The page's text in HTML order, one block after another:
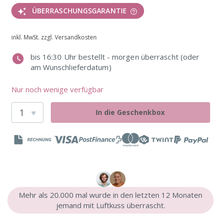
ÜBERRASCHUNGSGARANTIE
inkl. MwSt. zzgl. Versandkosten
bis 16:30 Uhr bestellt - morgen überrascht (oder
am Wunschlieferdatum)
Nur noch wenige verfügbar
In die Geschenkbox
Mehr als 20.000 mal wurde in den letzten 12 Monaten
jemand mit Luftkuss überrascht.